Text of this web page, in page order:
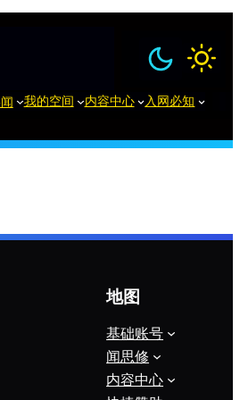
我的空间 内容中心 入网必知
地图
基础账号
闻思修
内容中心